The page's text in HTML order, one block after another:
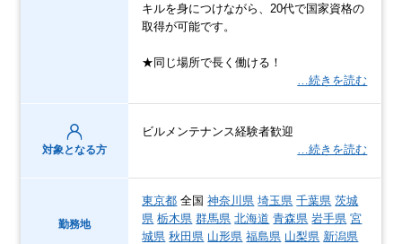
キルを身につけながら、20代で国家資格の
取得が可能です。
★同じ場所で長く働ける！
…続きを読む
対象となる方
ビルメンテナンス経験者歓迎
…続きを読む
勤務地
東京都 全国神奈川県 埼玉県 千葉県 茨城
県 栃木県 群馬県 北海道 青森県 岩手県 宮
城県 秋田県 山形県 福島県 山梨県 新潟県